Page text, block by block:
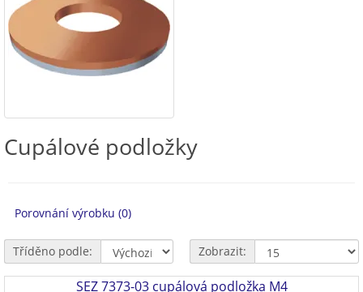
Cupálové podložky
Porovnání výrobku (0)
Tříděno podle: Zobrazit:
SEZ 7373-03 cupálová podložka M4